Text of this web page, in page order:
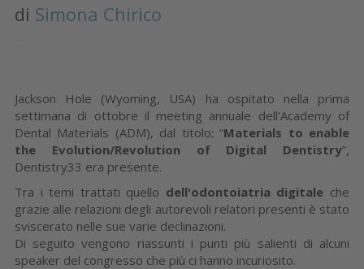
di Simona Chirico
Jackson Hole (Wyoming, USA) ha ospitato nella prima
settimana di ottobre il meeting annuale dell’Academy of
Dental Materials (ADM), dal titolo: “Materials to enable
the Evolution/Revolution of Digital Dentistry”,
Dentistry33 era presente.
Tra i temi trattati quello dell'odontoiatria digitale che
grazie alle relazioni degli autorevoli relatori presenti è stato
sviscerato nelle sue varie declinazioni.
Di seguito vengono riassunti i punti più salienti di alcuni
speaker del congresso che più ci hanno incuriosito.